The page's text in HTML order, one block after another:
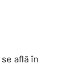
se află în